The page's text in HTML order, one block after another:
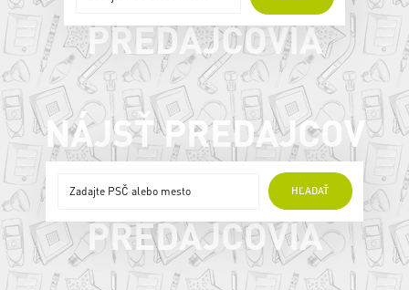
PREDAJCOVIA
NÁJSŤ PREDAJCOV
HĽADAŤ
ONLINE
PREDAJCOVIA